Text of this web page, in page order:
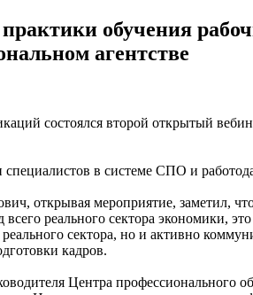
обучения
агентстве
состоялся второй открытый
в системе СПО и
открывая мероприятие, заметил,
реального сектора экономики,
сектора, но и активно
кадров.
Центра